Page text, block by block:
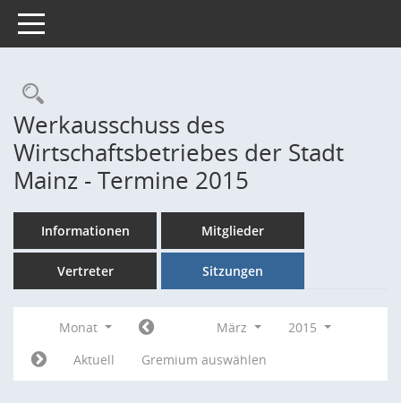
Toggle navigation
Rechercheauswahl
Werkausschuss des
Wirtschaftsbetriebes der Stadt
Mainz - Termine 2015
Informationen Mitglieder
Vertreter Sitzungen
Monat März
2015
Aktuell
Gremium auswählen